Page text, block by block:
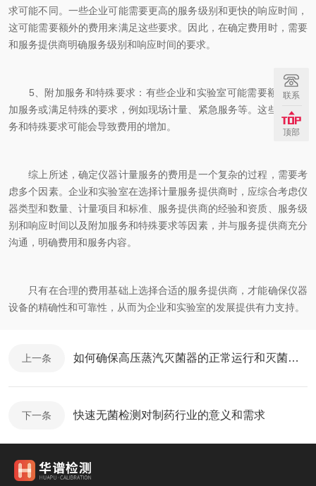
求可能不同。一些企业可能需要更高的服务级别和更快的响应时间，
这可能需要额外的费用来满足这些要求。因此，在确定费用时，需要
和服务提供商明确服务级别和响应时间的要求。
5、附加服务和特殊要求：有些企业和实验室可能需要额外的附
加服务或满足特殊的要求，例如现场计量、紧急服务等。这些附加服
务和特殊要求可能会导致费用的增加。
综上所述，确定仪器计量服务的费用是一个复杂的过程，需要考
虑多个因素。企业和实验室在选择计量服务提供商时，应综合考虑仪
器类型和数量、计量项目和标准、服务提供商的经验和资质、服务级
别和响应时间以及附加服务和特殊要求等因素，并与服务提供商充分
沟通，明确费用和服务内容。
只有在合理的费用基础上选择合适的服务提供商，才能确保仪器
设备的精确性和可靠性，从而为企业和实验室的发展提供有力支持。
上一条 如何确保高压蒸汽灭菌器的正常运行和灭菌效果
下一条 快速无菌检测对制药行业的意义和需求
联系
顶部